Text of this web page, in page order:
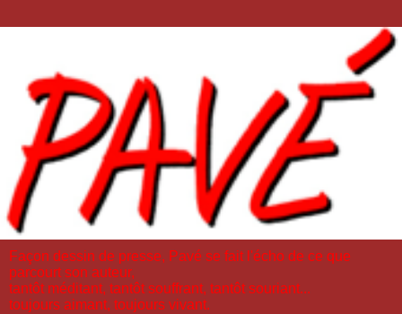
Façon dessin de presse, Pavé se fait l'écho de ce que
parcourt son auteur,
tantôt méditant, tantôt souffrant, tantôt souriant...
toujours aimant, toujours vivant.